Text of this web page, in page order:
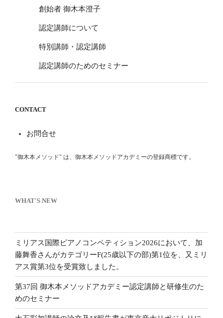
創始者 御木本澄子
認定講師について
特別講師・認定講師
認定講師のためのセミナー
CONTACT
お問合せ
"御木本メソッド" は、御木本メソッドアカデミーの登録商標です。
WHAT'S NEW
ミリアス国際ピアノコンペティション2026において、加
藤舞香さんがカテゴリーF(25歳以下の部)第1位を、又ミリ
アス賞第3位を受賞致しました。
第37回 御木本メソッドアカデミー認定講師と研修生のた
めのセミナー